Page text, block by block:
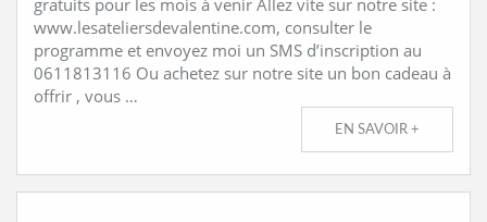
gratuits pour les mois à venir Allez vite sur notre site :
www.lesateliersdevalentine.com, consulter le
programme et envoyez moi un SMS d’inscription au
0611813116 Ou achetez sur notre site un bon cadeau à
offrir , vous …
EN SAVOIR +